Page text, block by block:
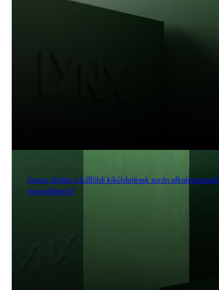
Fontos döntés a külföldi kiküldetések során alkalmazandó
minimálbérről